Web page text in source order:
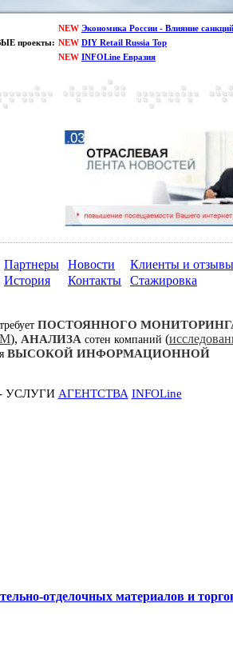
проекты:
NEW Экономика России - Влияние санкций
NEW DIY Retail Russia Top
NEW INFOLine Евразия
Партнеры Новости
Клиенты и отзывы
История
Контакты Стажировка
ПОСТОЯННОГО
), АНАЛИЗА сотен компаний (
ВЫСОКОЙ ИНФОРМАЦИОННОЙ
- УСЛУГИ АГЕНТСТВА INFOLine
отделочных материалов и